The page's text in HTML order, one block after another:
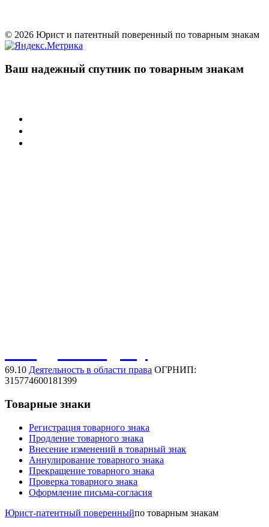
© 2026 Юрист и патентный поверенный по товарным знакам
Ваш надежный спутник по товарным знакам
69.10 Деятельность в области права ОГРНИП:
315774600181399
Товарные знаки
Регистрация товарного знака
Продление товарного знака
Внесение изменений в товарный знак
Аннулирование товарного знака
Прекращение товарного знака
Проверка товарного знака
Оформление письма-согласия
Юрист-патентный поверенныйпо товарным знакам